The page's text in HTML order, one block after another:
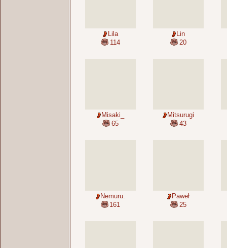
Lila
114
Lin
20
Misaki_
65
Mitsurugi
43
Nemuru.
161
Paweł
25